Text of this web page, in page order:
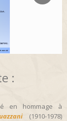
:
en hommage à
(1910-1978)